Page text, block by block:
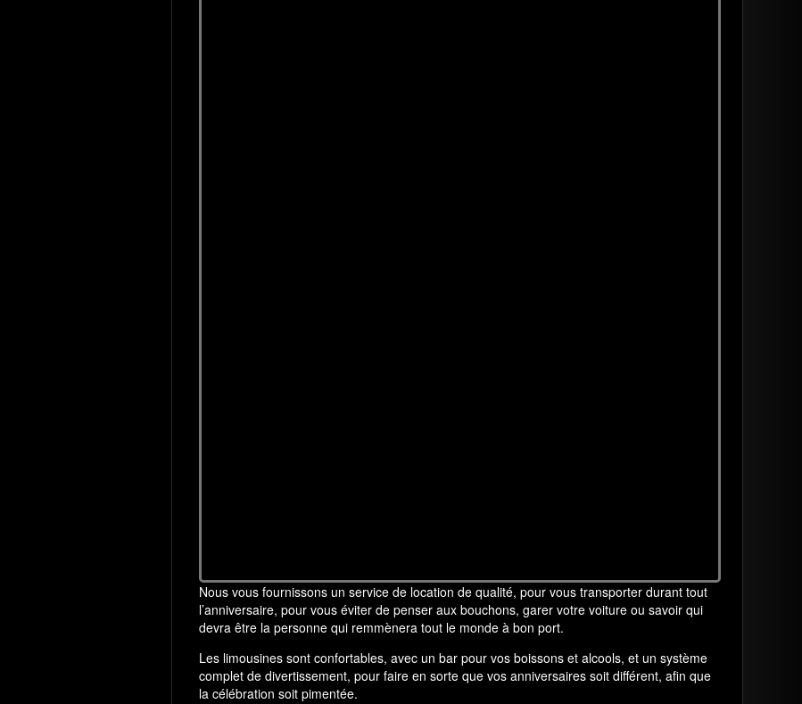
Nous vous fournissons un service de location de qualité, pour vous transporter durant tout
l’anniversaire, pour vous éviter de penser aux bouchons, garer votre voiture ou savoir qui
devra être la personne qui remmènera tout le monde à bon port.
Les limousines sont confortables, avec un bar pour vos boissons et alcools, et un système
complet de divertissement, pour faire en sorte que vos anniversaires soit différent, afin que
la célébration soit pimentée.